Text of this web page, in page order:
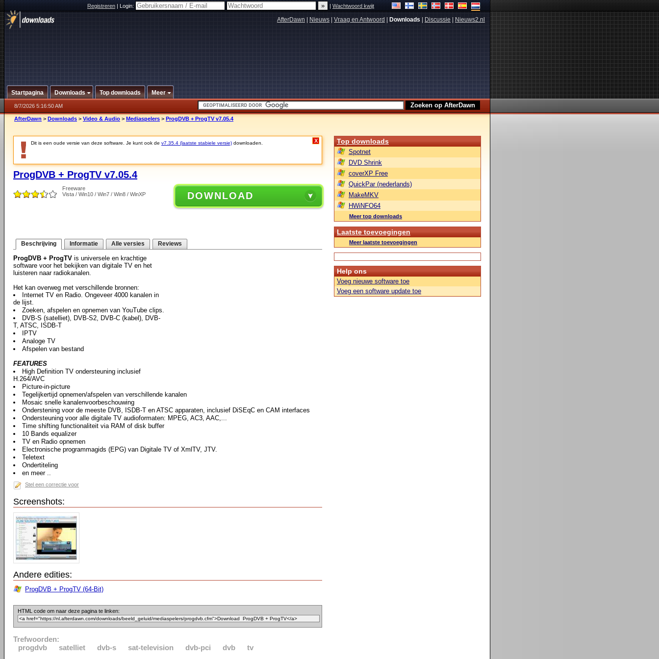
Registreren|Login: |Wachtwoord kwijt
AfterDawn Nieuws Vraag en Antwoord Downloads Discussie Nieuws2.nl
Startpagina Downloads Top downloads Meer
8/7/2026 5:16:50 AM
AfterDawn > Downloads > Video & Audio > Mediaspelers > ProgDVB + ProgTV v7.05.4
Dit is een oude versie van deze software. Je kunt ook de v7.35.4 (laatste stabiele versie) downloaden. X
ProgDVB + ProgTV v7.05.4
Freeware
Vista / Win10 / Win7 / Win8 / WinXP
DOWNLOAD
Beschrijving Informatie Alle versies Reviews
ProgDVB + ProgTV is universele en krachtige
software voor het bekijken van digitale TV en het
luisteren naar radiokanalen.
Het kan overweg met verschillende bronnen:
Internet TV en Radio. Ongeveer 4000 kanalen in
de lijst.
Zoeken, afspelen en opnemen van YouTube clips.
DVB-S (satelliet), DVB-S2, DVB-C (kabel), DVB-
T, ATSC, ISDB-T
IPTV
Analoge TV
Afspelen van bestand
FEATURES
High Definition TV ondersteuning inclusief
H.264/AVC
Picture-in-picture
Tegelijkertijd opnemen/afspelen van verschillende kanalen
Mosaic snelle kanalenvoorbeschouwing
Onderstening voor de meeste DVB, ISDB-T en ATSC apparaten, inclusief DiSEqC en CAM interfaces
Ondersteuning voor alle digitale TV audioformaten: MPEG, AC3, AAC,...
Time shifting functionaliteit via RAM of disk buffer
10 Bands equalizer
TV en Radio opnemen
Electronische programmagids (EPG) van Digitale TV of XmlTV, JTV.
Teletext
Ondertiteling
en meer ..
Stel een correctie voor
Screenshots:
Andere edities:
ProgDVB + ProgTV (64-Bit)
HTML code om naar deze pagina te linken:
Trefwoorden:
progdvb
satelliet dvb-s sat-television dvb-pci dvb tv
Top downloads
Spotnet
DVD Shrink
coverXP Free
QuickPar (nederlands)
MakeMKV
HWiNFO64
Meer top downloads
Laatste toevoegingen
Meer laatste toevoegingen
Help ons
Voeg nieuwe software toe
Voeg een software update toe